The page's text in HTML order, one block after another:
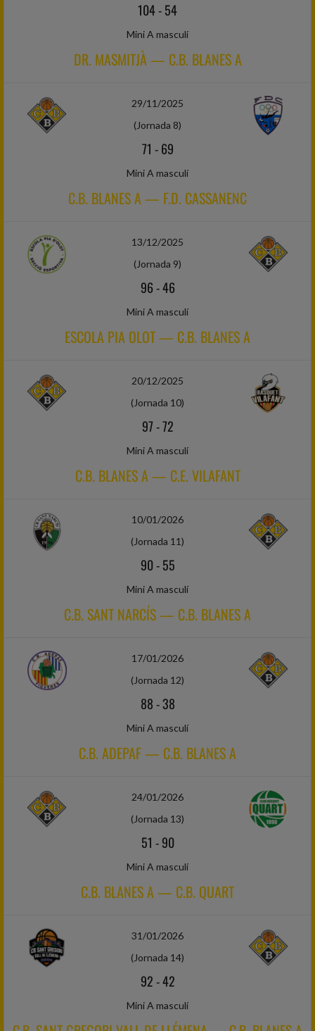
104-54
Mini A masculí
DR. MASMITJÀ — C.B. BLANES A
29/11/2025
(Jornada 8)
71 -69
Mini A masculí
C.B. BLANES A — F.D. CASSANENC
13/12/2025
(Jornada 9)
96-46
Mini A masculí
ESCOLA PIA OLOT — C.B. BLANES A
20/12/2025
(Jornada 10)
97-72
Mini A masculí
C.B. BLANES A — C.E. VILAFANT
10/01/2026
(Jornada 11)
90-55
Mini A masculí
C.B. SANT NARCÍS — C.B. BLANES A
17/01/2026
(Jornada 12)
88-38
Mini A masculí
C.B. ADEPAF — C.B. BLANES A
24/01/2026
(Jornada 13)
51 -90
Mini A masculí
C.B. BLANES A — C.B. QUART
31/01/2026
(Jornada 14)
92-42
Mini A masculí